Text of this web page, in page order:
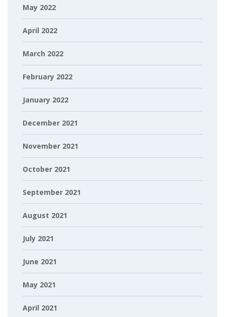
May 2022
April 2022
March 2022
February 2022
January 2022
December 2021
November 2021
October 2021
September 2021
August 2021
July 2021
June 2021
May 2021
April 2021